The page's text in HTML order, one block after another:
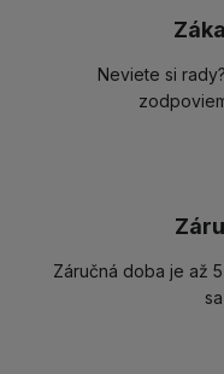
Neviete si
Záručná doba je až